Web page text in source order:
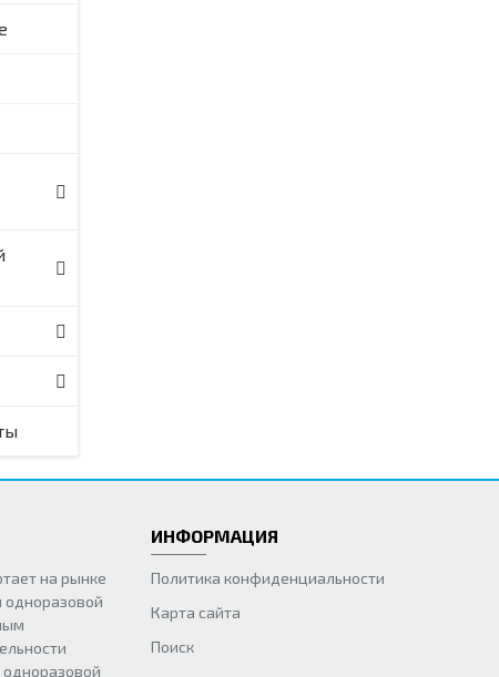
на рынке
одноразовой
одноразовой
ИНФОРМАЦИЯ
Политика конфиденциальности
Карта сайта
Поиск